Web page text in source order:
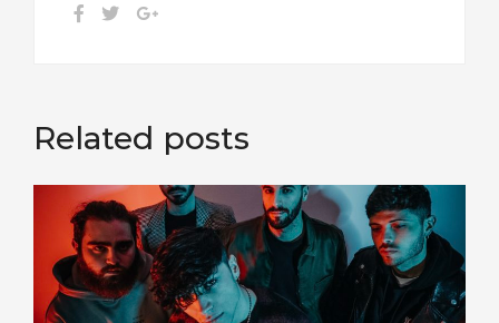
Related posts